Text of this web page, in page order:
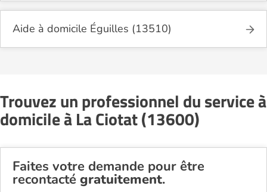
Aide à domicile Éguilles (13510)
Trouvez un professionnel du service à
domicile à La Ciotat (13600)
Faites votre demande pour être
recontacté gratuitement.